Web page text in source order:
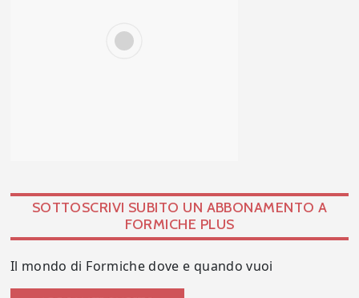
SOTTOSCRIVI SUBITO UN ABBONAMENTO A
FORMICHE PLUS
Il mondo di Formiche dove e quando vuoi